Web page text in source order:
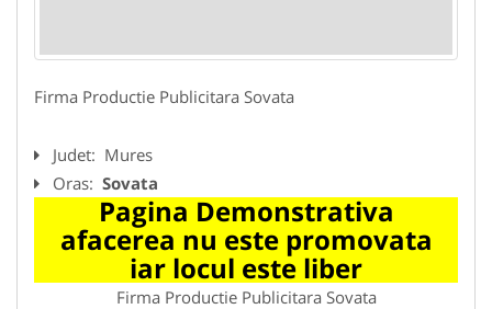
Firma Productie Publicitara Sovata
Judet: Mures
Oras: Sovata
Pagina Demonstrativa
afacerea nu este promovata
iar locul este liber
Firma Productie Publicitara Sovata